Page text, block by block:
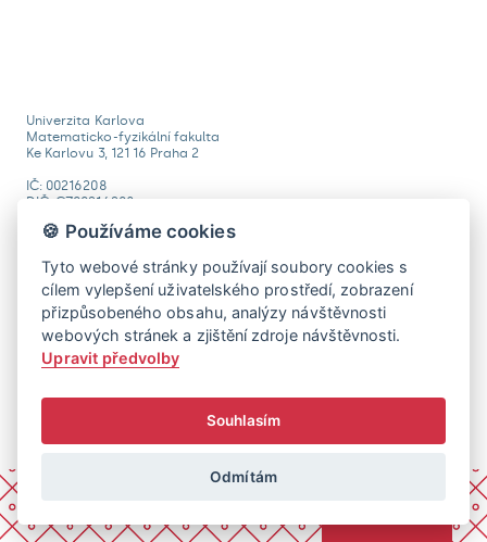
Univerzita Karlova
Matematicko-fyzikální fakulta
Ke Karlovu 3, 121 16 Praha 2
IČ: 00216208
DIČ: CZ00216208
Matfyz.cz Matfyz Alumni MatfyzPress Studuj Matfyz
🍪 Používáme cookies
Tyto webové stránky používají soubory cookies s
cílem vylepšení uživatelského prostředí, zobrazení
přizpůsobeného obsahu, analýzy návštěvnosti
webových stránek a zjištění zdroje návštěvnosti.
Upravit předvolby
Souhlasím
Odmítám